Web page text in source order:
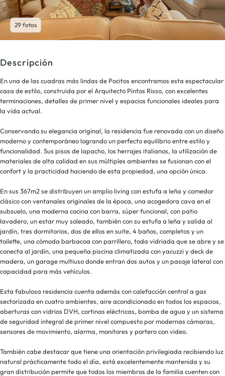
29 fotos
Descripción
En una de las cuadras más lindas de Pocitos encontramos esta espectacular
casa de estilo, construida por el Arquitecto Pintos Risso, con excelentes
terminaciones, detalles de primer nivel y espacios funcionales ideales para
la vida actual.
Conservando su elegancia original, la residencia fue renovada con un diseño
moderno y contemporáneo logrando un perfecto equilibrio entre estilo y
funcionalidad. Sus pisos de lapacho, los herrajes italianos, la utilización de
materiales de alta calidad en sus múltiples ambientes se fusionan con el
confort y la practicidad haciendo de esta propiedad, una opción única.
En sus 367m2 se distribuyen un amplio living con estufa a leña y comedor
clásico con ventanales originales de la época, una acogedora cava en el
subsuelo, una moderna cocina con barra, súper funcional, con patio
lavadero, un estar muy soleado, también con su estufa a leña y salida al
jardín, tres dormitorios, dos de ellos en suite, 4 baños, completos y un
toilette, una cómoda barbacoa con parrillero, toda vidriada que se abre y se
conecta al jardín, una pequeña piscina climatizada con yacuzzi y deck de
madera, un garage multiuso donde entran dos autos y un pasaje lateral con
capacidad para más vehículos.
Esta fabulosa residencia cuenta además con calefacción central a gas
sectorizada en cuatro ambientes, aire acondicionado en todos los espacios,
aberturas con vidrios DVH, cortinas eléctricas, bomba de agua y un sistema
de seguridad integral de primer nivel compuesto por modernas cámaras,
sensores de movimiento, alarma, monitores y portero con video.
También cabe destacar que tiene una orientación privilegiada recibiendo luz
natural prácticamente todo el día, está excelentemente mantenida y su
gran distribución permite que todos los miembros de la familia cuenten con